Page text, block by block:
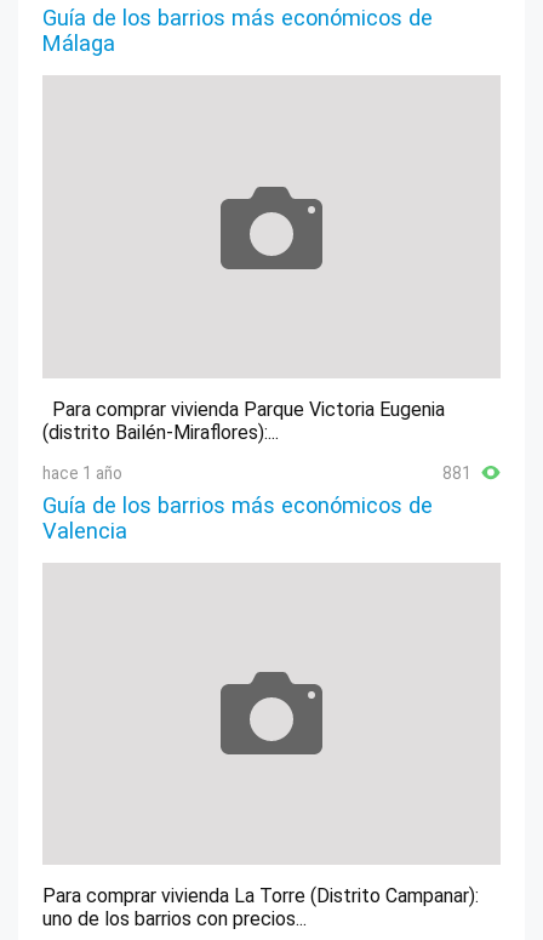
Iznájar
Lucena
Nueva Carteya
Obejo
Palenciana
Palma del Río
Rute
Guía de los barrios más económicos de
Málaga
Para comprar vivienda Parque Victoria Eugenia
(distrito Bailén-Miraflores):...
hace 1 año 881
Guía de los barrios más económicos de
Valencia
Para comprar vivienda La Torre (Distrito Campanar):
uno de los barrios con precios...